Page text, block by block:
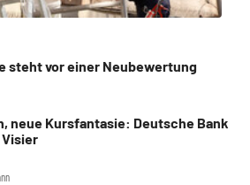
Bank: Aktie steht vor einer Neubewertung
neue Kursfantasie: Deutsche Bank
Visier